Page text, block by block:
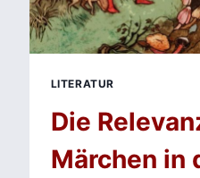
LITERATUR
Die
Märchen in